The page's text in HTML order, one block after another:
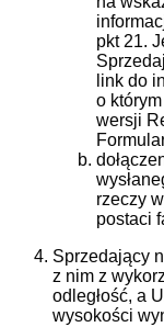
pkt 21.
link do
o
wersji
rzeczy
postaci
Sprzedający
z nim z
odległość, a
wysokości